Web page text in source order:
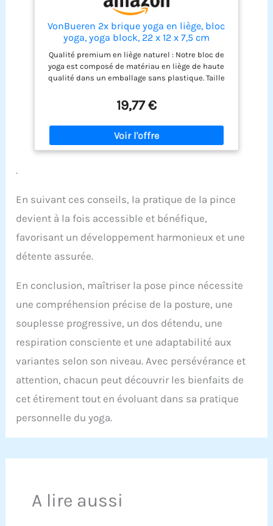
VonBueren 2x brique yoga en liège, bloc
yoga, yoga block, 22 x 12 x 7,5 cm
Qualité premium en liège naturel : Notre bloc de
yoga est composé de matériau en liège de haute
qualité dans un emballage sans plastique. Taille
de 22 x 12 x 7,5 cm et des bords arrondis, les blocs
de yoga offrent un soutien optimal pour
différentes poses de yoga, quel que soit votre
niveau d'expérience. Léger et maniable : chaque
bloc ne pèse que 460 grammes, ce qui les rend
est composé de cellules remplies d'air qui
assurent l'élasticité. La texture naturelle offre une
excellente adhérence, sans que le bloc ne glisse
Accessoire de yoga polyvalent : Convient aux
hommes et aux femmes, débutants ou avancés.
exercices d'étirement et l'entraînement aux
blocages. Le kit double pratique est parfait pour
tout type d'exercice. Facile d'entretien et
antistatique : le liège n'attire pas la poussière et
entraîner confortablement avec des vêtements. Le
bloc se nettoie facilement avec un chiffon
humide.
19,77 €
.
En suivant ces conseils, la pratique de la pince
devient à la fois accessible et bénéfique,
favorisant un développement harmonieux et une
détente assurée.
En conclusion, maîtriser la pose pince nécessite
une compréhension précise de la posture, une
souplesse progressive, un dos détendu, une
respiration consciente et une adaptabilité aux
variantes selon son niveau. Avec persévérance et
attention, chacun peut découvrir les bienfaits de
cet étirement tout en évoluant dans sa pratique
personnelle du yoga.
A lire aussi